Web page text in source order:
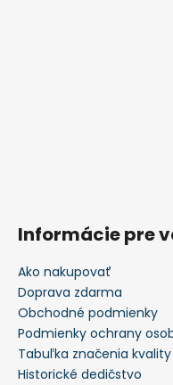
Informácie pre
Ako nakupovať
Doprava zdarma
Obchodné podmienky
Podmienky ochrany
Tabuľka značenia
Historické dedičstvo